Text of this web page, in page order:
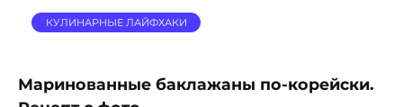
КУЛИНАРНЫЕ ЛАЙФХАКИ
Маринованные баклажаны по-корейски.